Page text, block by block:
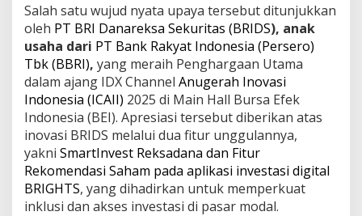
Salah satu wujud nyata upaya tersebut ditunjukkan
oleh PT BRI Danareksa Sekuritas (BRIDS), anak
usaha dari PT Bank Rakyat Indonesia (Persero)
Tbk (BBRI), yang meraih Penghargaan Utama
dalam ajang IDX Channel Anugerah Inovasi
Indonesia (ICAII) 2025 di Main Hall Bursa Efek
Indonesia (BEI). Apresiasi tersebut diberikan atas
inovasi BRIDS melalui dua fitur unggulannya,
yakni SmartInvest Reksadana dan Fitur
Rekomendasi Saham pada aplikasi investasi digital
BRIGHTS, yang dihadirkan untuk memperkuat
inklusi dan akses investasi di pasar modal.